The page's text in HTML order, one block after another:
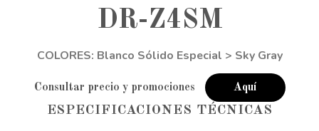
DR-Z4SM
COLORES: Blanco Sólido Especial > Sky Gray
Consultar precio y promociones Aquí
ESPECIFICACIONES TÉCNICAS